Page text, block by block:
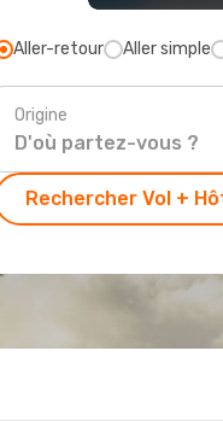
Aller-retour Aller simple
Origine
Rechercher Vol +